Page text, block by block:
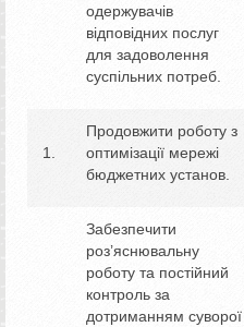
одержувачів
відповідних послуг
для задоволення
суспільних потреб.
Продовжити роботу з
оптимізації мережі
бюджетних установ.
Забезпечити
роз’яснювальну
роботу та постійний
контроль за
дотриманням суворої